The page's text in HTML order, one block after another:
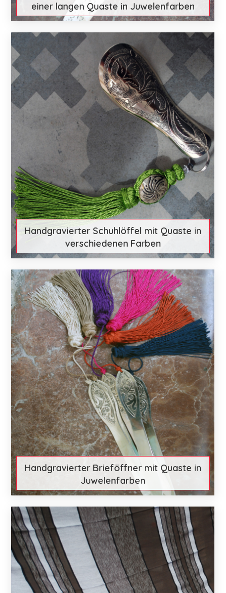
einer langen Quaste in Juwelenfarben
€ 17 Mehr entdecken
Handgravierter Schuhlöffel mit Quaste in
verschiedenen Farben
€ 26 Mehr entdecken
Handgravierter Brieföffner mit Quaste in
Juwelenfarben
€ 26 Mehr entdecken